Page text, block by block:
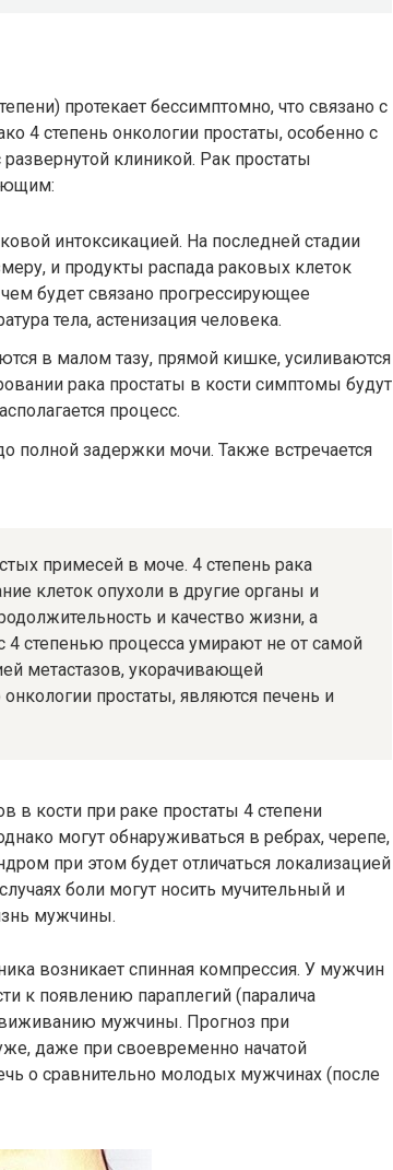
протекает бессимптомно, что связано с
4 степень онкологии простаты, особенно с
клиникой. Рак простаты
интоксикацией. На последней стадии
и продукты распада раковых клеток
будет связано прогрессирующее
тела, астенизация человека.
в малом тазу, прямой кишке, усиливаются
рака простаты в кости симптомы будут
процесс.
полной задержки мочи. Также встречается
примесей в моче. 4 степень рака
клеток опухоли в другие органы и
и качество жизни, а
4 степенью процесса умирают не от самой
метастазов, укорачивающей
простаты, являются печень и
в кости при раке простаты 4 степени
могут обнаруживаться в ребрах, черепе,
при этом будет отличаться локализацией
боли могут носить мучительный и
мужчины.
возникает спинная компрессия. У мужчин
к появлению параплегий (паралича
мужчины. Прогноз при
даже при своевременно начатой
о сравнительно молодых мужчинах (после